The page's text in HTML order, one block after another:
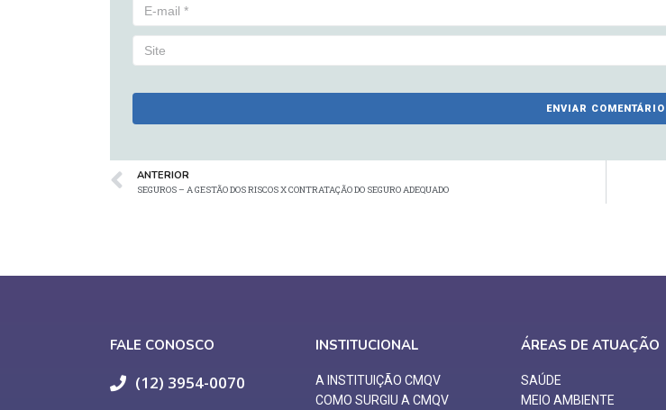
ANTERIOR
SEGUROS – A GESTÃO DOS RISCOS X CONTRATAÇÃO DO SEGURO ADEQUADO
FALE CONOSCO
(12) 3954-0070
INSTITUCIONAL
A INSTITUIÇÃO CMQV
COMO SURGIU A CMQV
ÁREAS DE ATUAÇÃO
SAÚDE
MEIO AMBIENTE